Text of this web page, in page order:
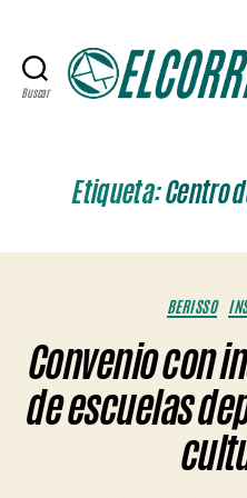
Buscar
Etiqueta:Centro
BERISSO
Convenio con
de escuelas